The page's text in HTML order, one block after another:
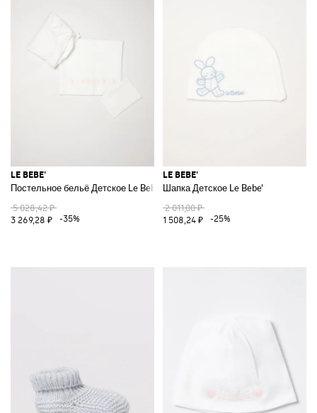
LE BEBE'
Постельное бельё Детское Le Bebe'
5 028,42 ₽
3 269,28 ₽
-35%
LE BEBE'
Шапка Детское Le Bebe'
2 011,00 ₽
1 508,24 ₽
-25%